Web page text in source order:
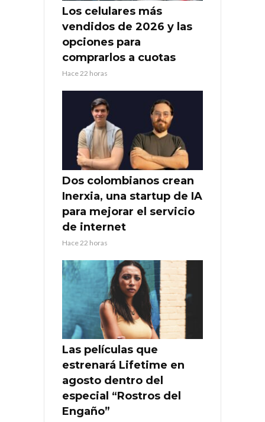
Los celulares más
vendidos de 2026 y las
opciones para
comprarlos a cuotas
Hace 22 horas
Dos colombianos crean
Inerxia, una startup de IA
para mejorar el servicio
de internet
Hace 22 horas
Las películas que
estrenará Lifetime en
agosto dentro del
especial “Rostros del
Engaño”